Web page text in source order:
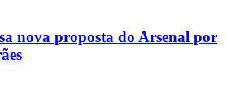
nova proposta do Arsenal por